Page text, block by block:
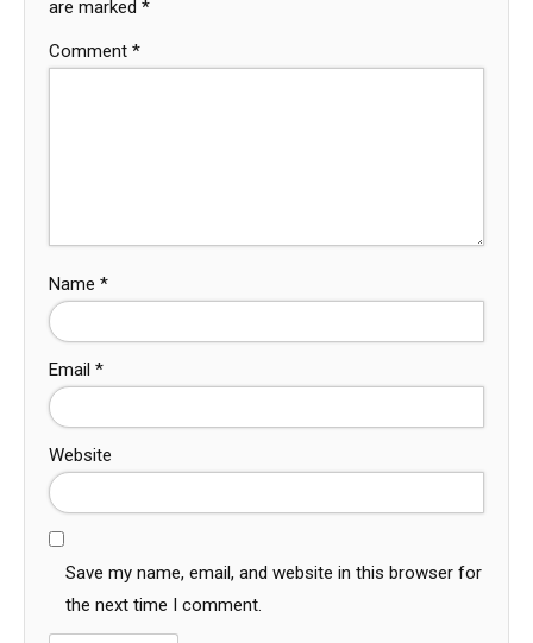
are marked *
Comment *
Name *
Email *
Website
Save my name, email, and website in this browser for
the next time I comment.